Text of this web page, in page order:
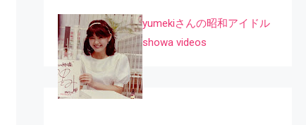
yumekiさんの昭和アイドル
showa videos